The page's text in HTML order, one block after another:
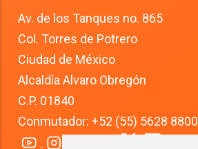
Av. de los Tanques no. 865
Col. Torres de Potrero
Ciudad de México
Alcaldía Alvaro Obregón
C.P. 01840
Conmutador: +52 (55) 5628 8800